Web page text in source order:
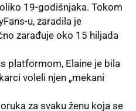
19-godišnjaka. Tokom
u, zaradila je
zarađuje oko 15 hiljada
platformom, Elaine je bila
voleli njen „mekani
za svaku ženu koja se